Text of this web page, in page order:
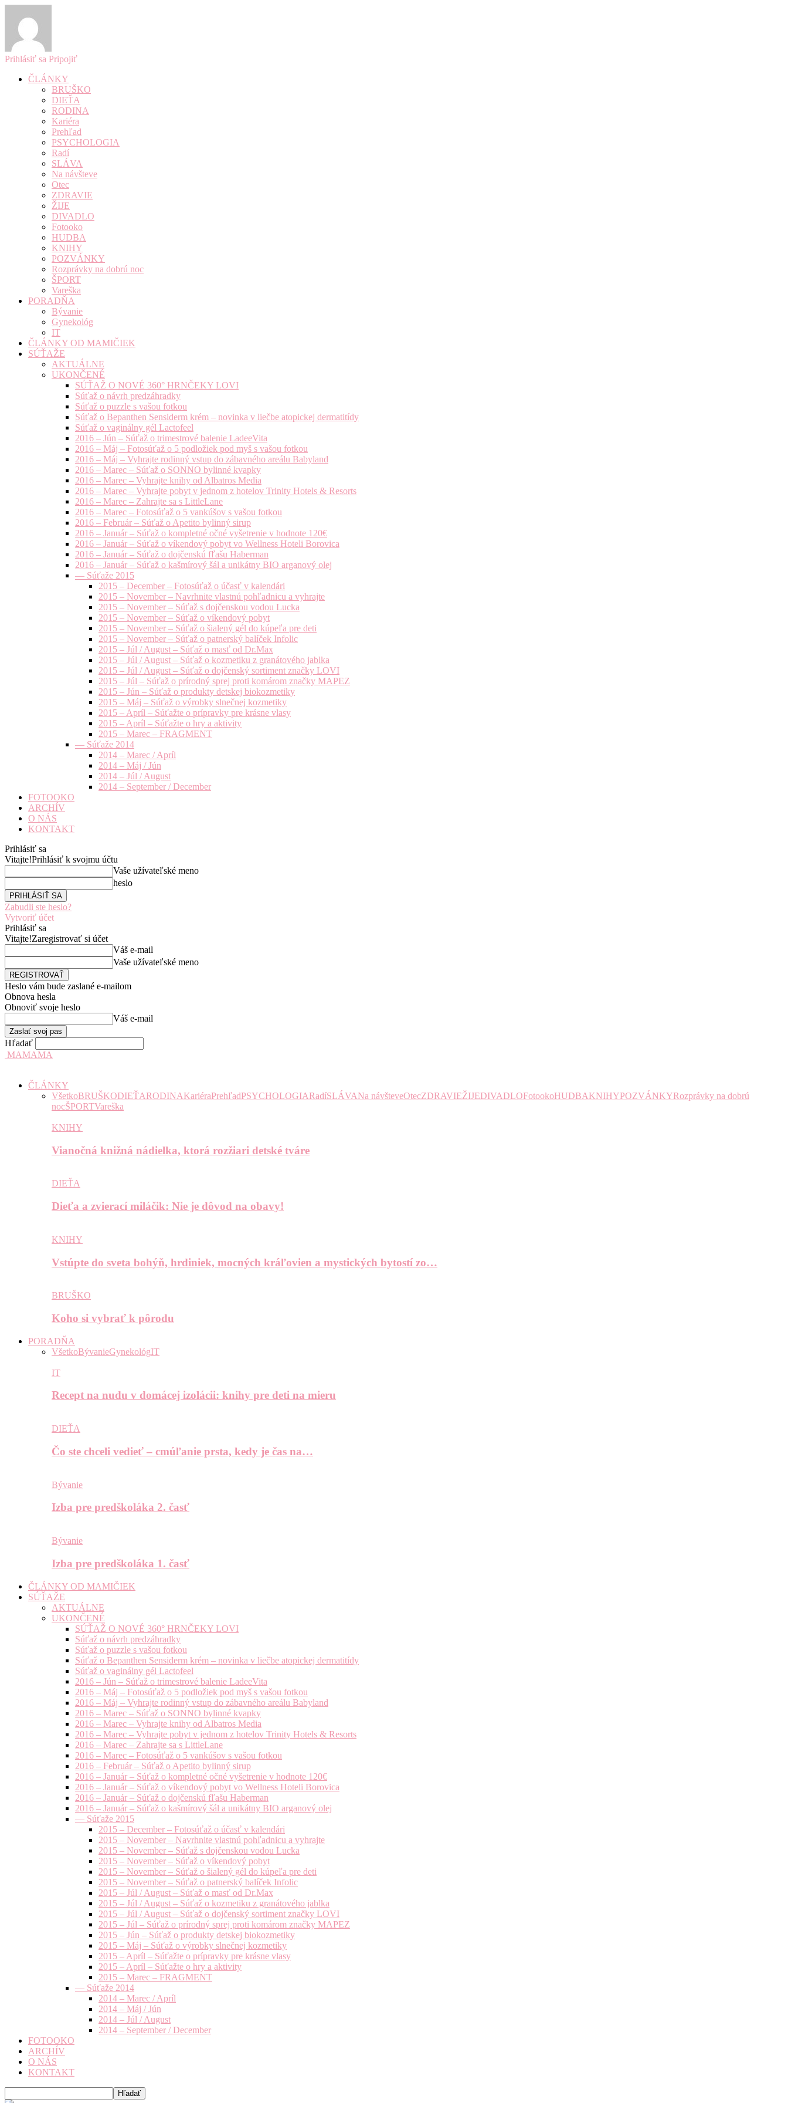
Prihlásiť sa Pripojiť
ČLÁNKY
BRUŠKO
DIEŤA
RODINA
Kariéra
Prehľad
PSYCHOLOGIA
Radí
SLÁVA
Na návšteve
Otec
ZDRAVIE
ŽIJE
DIVADLO
Fotooko
HUDBA
KNIHY
POZVÁNKY
Rozprávky na dobrú noc
ŠPORT
Vareška
PORADŇA
Bývanie
Gynekológ
IT
ČLÁNKY OD MAMIČIEK
SÚŤAŽE
AKTUÁLNE
UKONČENÉ
SÚŤAŽ O NOVÉ 360° HRNČEKY LOVI
Súťaž o návrh predzáhradky
Súťaž o puzzle s vašou fotkou
Súťaž o Bepanthen Sensiderm krém – novinka v liečbe atopickej dermatitídy
Súťaž o vaginálny gél Lactofeel
2016 – Jún – Súťaž o trimestrové balenie LadeeVita
2016 – Máj – Fotosúťaž o 5 podložiek pod myš s vašou fotkou
2016 – Máj – Vyhrajte rodinný vstup do zábavného areálu Babyland
2016 – Marec – Súťaž o SONNO bylinné kvapky
2016 – Marec – Vyhrajte knihy od Albatros Media
2016 – Marec – Vyhrajte pobyt v jednom z hotelov Trinity Hotels & Resorts
2016 – Marec – Zahrajte sa s LittleLane
2016 – Marec – Fotosúťaž o 5 vankúšov s vašou fotkou
2016 – Február – Súťaž o Apetito bylinný sirup
2016 – Január – Súťaž o kompletné očné vyšetrenie v hodnote 120€
2016 – Január – Súťaž o víkendový pobyt vo Wellness Hoteli Borovica
2016 – Január – Súťaž o dojčenskú fľašu Haberman
2016 – Január – Súťaž o kašmírový šál a unikátny BIO arganový olej
— Súťaže 2015
2015 – December – Fotosúťaž o účasť v kalendári
2015 – November – Navrhnite vlastnú pohľadnicu a vyhrajte
2015 – November – Súťaž s dojčenskou vodou Lucka
2015 – November – Súťaž o víkendový pobyt
2015 – November – Súťaž o šialený gél do kúpeľa pre deti
2015 – November – Súťaž o patnerský balíček Infolic
2015 – Júl / August – Súťaž o masť od Dr.Max
2015 – Júl / August – Súťaž o kozmetiku z granátového jablka
2015 – Júl / August – Súťaž o dojčenský sortiment značky LOVI
2015 – Júl – Súťaž o prírodný sprej proti komárom značky MAPEZ
2015 – Jún – Súťaž o produkty detskej biokozmetiky
2015 – Máj – Súťaž o výrobky slnečnej kozmetiky
2015 – Apríl – Súťažte o prípravky pre krásne vlasy
2015 – Apríl – Súťažte o hry a aktivity
2015 – Marec – FRAGMENT
— Súťaže 2014
2014 – Marec / Apríl
2014 – Máj / Jún
2014 – Júl / August
2014 – September / December
FOTOOKO
ARCHÍV
O NÁS
KONTAKT
Prihlásiť sa
Vitajte!Prihlásiť k svojmu účtu
Vaše užívateľské meno
heslo
Zabudli ste heslo?
Vytvoriť účet
Prihlásiť sa
Vitajte!Zaregistrovať si účet
Váš e-mail
Vaše užívateľské meno
Heslo vám bude zaslané e-mailom
Obnova hesla
Obnoviť svoje heslo
Váš e-mail
Hľadať
MAMAMA
ČLÁNKY
VšetkoBRUŠKODIEŤARODINAKariéraPrehľadPSYCHOLOGIARadíSLÁVANa návšteveOtecZDRAVIEŽIJEDIVADLOFotookoHUDBAKNIHYPOZVÁNKYRozprávky na dobrú
nocŠPORTVareška
KNIHY
Vianočná knižná nádielka, ktorá rozžiari detské tváre
DIEŤA
Dieťa a zvierací miláčik: Nie je dôvod na obavy!
KNIHY
Vstúpte do sveta bohýň, hrdiniek, mocných kráľovien a mystických bytostí zo…
BRUŠKO
Koho si vybrať k pôrodu
PORADŇA
VšetkoBývanieGynekológIT
IT
Recept na nudu v domácej izolácii: knihy pre deti na mieru
DIEŤA
Čo ste chceli vedieť – cmúľanie prsta, kedy je čas na…
Bývanie
Izba pre predškoláka 2. časť
Bývanie
Izba pre predškoláka 1. časť
ČLÁNKY OD MAMIČIEK
SÚŤAŽE
AKTUÁLNE
UKONČENÉ
SÚŤAŽ O NOVÉ 360° HRNČEKY LOVI
Súťaž o návrh predzáhradky
Súťaž o puzzle s vašou fotkou
Súťaž o Bepanthen Sensiderm krém – novinka v liečbe atopickej dermatitídy
Súťaž o vaginálny gél Lactofeel
2016 – Jún – Súťaž o trimestrové balenie LadeeVita
2016 – Máj – Fotosúťaž o 5 podložiek pod myš s vašou fotkou
2016 – Máj – Vyhrajte rodinný vstup do zábavného areálu Babyland
2016 – Marec – Súťaž o SONNO bylinné kvapky
2016 – Marec – Vyhrajte knihy od Albatros Media
2016 – Marec – Vyhrajte pobyt v jednom z hotelov Trinity Hotels & Resorts
2016 – Marec – Zahrajte sa s LittleLane
2016 – Marec – Fotosúťaž o 5 vankúšov s vašou fotkou
2016 – Február – Súťaž o Apetito bylinný sirup
2016 – Január – Súťaž o kompletné očné vyšetrenie v hodnote 120€
2016 – Január – Súťaž o víkendový pobyt vo Wellness Hoteli Borovica
2016 – Január – Súťaž o dojčenskú fľašu Haberman
2016 – Január – Súťaž o kašmírový šál a unikátny BIO arganový olej
— Súťaže 2015
2015 – December – Fotosúťaž o účasť v kalendári
2015 – November – Navrhnite vlastnú pohľadnicu a vyhrajte
2015 – November – Súťaž s dojčenskou vodou Lucka
2015 – November – Súťaž o víkendový pobyt
2015 – November – Súťaž o šialený gél do kúpeľa pre deti
2015 – November – Súťaž o patnerský balíček Infolic
2015 – Júl / August – Súťaž o masť od Dr.Max
2015 – Júl / August – Súťaž o kozmetiku z granátového jablka
2015 – Júl / August – Súťaž o dojčenský sortiment značky LOVI
2015 – Júl – Súťaž o prírodný sprej proti komárom značky MAPEZ
2015 – Jún – Súťaž o produkty detskej biokozmetiky
2015 – Máj – Súťaž o výrobky slnečnej kozmetiky
2015 – Apríl – Súťažte o prípravky pre krásne vlasy
2015 – Apríl – Súťažte o hry a aktivity
2015 – Marec – FRAGMENT
— Súťaže 2014
2014 – Marec / Apríl
2014 – Máj / Jún
2014 – Júl / August
2014 – September / December
FOTOOKO
ARCHÍV
O NÁS
KONTAKT